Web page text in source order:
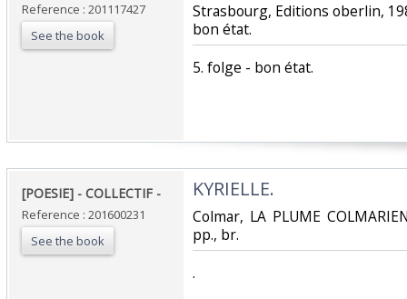
Reference : 201117427
See the book
‎Strasbourg, Editions oberlin,
bon état.‎
‎5. folge - bon état.‎
‎[POESIE] - COLLECTIF - ‎
Reference : 201600231
See the book
‎KYRIELLE. ‎
‎Colmar, LA PLUME
pp., br.‎
‎.‎